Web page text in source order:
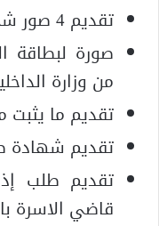
تقديم 4 صور شخصية فوتوغرافية.
صورة لبطاقة
من وزارة
تقديم ما
تقديم شهادة
تقديم طلب
قاضي الاسرة